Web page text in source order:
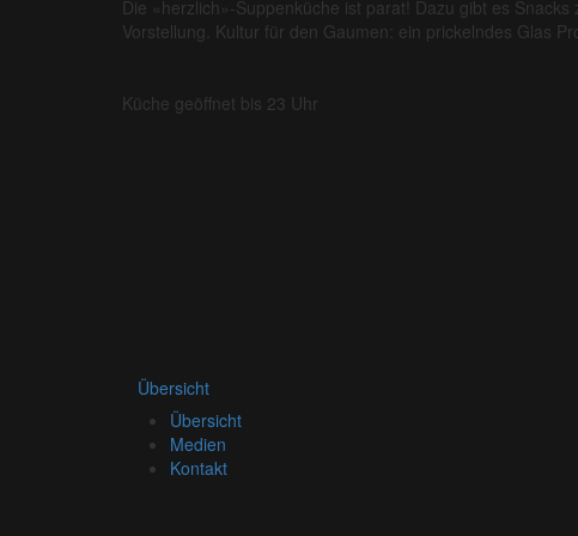
Die «herzlich»-Suppenküche ist parat! Dazu gibt es
Vorstellung. Kultur für den Gaumen: ein prickelndes Glas
Küche geöffnet bis 23 Uhr
Übersicht
Übersicht
Medien
Kontakt